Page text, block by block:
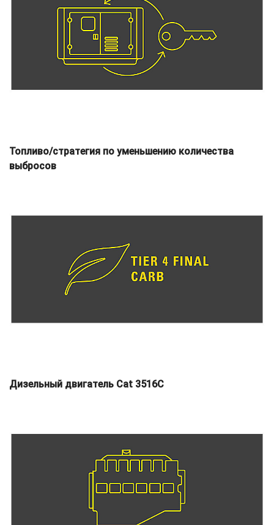
Топливо/стратегия по уменьшению количества
выбросов
Дизельный двигатель Cat 3516C